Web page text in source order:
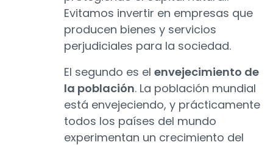
Evitamos invertir en empresas que
producen bienes y servicios
perjudiciales para la sociedad.
El segundo es el envejecimiento de
la población. La población mundial
está envejeciendo, y prácticamente
todos los países del mundo
experimentan un crecimiento del